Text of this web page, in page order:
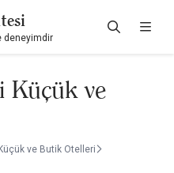
deneyimdir
Küçük ve
ve Butik Otelleri